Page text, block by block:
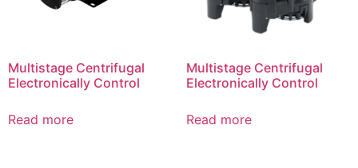
Multistage Centrifugal
Electronically Control
Read more
Multistage Centrifugal
Electronically Control
Read more